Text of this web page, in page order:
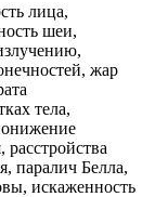
лица,
шеи,
жар
тела,
паралич Белла,
искаженность